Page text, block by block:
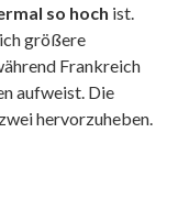
so hoch ist.
größere
Frankreich
aufweist. Die
hervorzuheben.